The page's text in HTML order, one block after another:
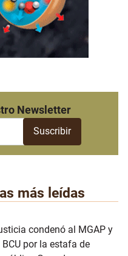
Newsletter
más leídas
condenó al MGAP y
BCU por la estafa de